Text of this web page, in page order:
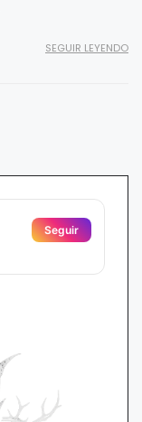
SEGUIR LEYENDO
Seguir